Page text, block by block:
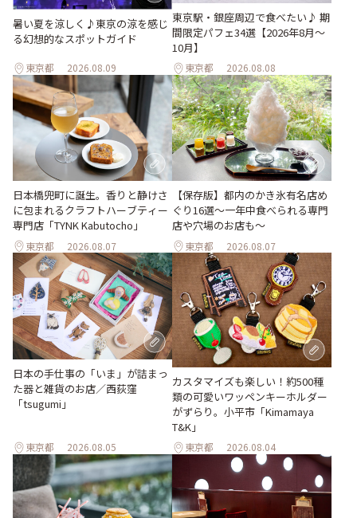
暑い夏を涼しく♪東京の涼を感じ
る幻想的なスポットガイド
東京都 2026.08.09
東京駅・銀座周辺で食べたい♪ 期
間限定パフェ34選【2026年8月～
10月】
東京都 2026.08.08
日本橋兜町に誕生。香りと静けさ
に包まれるクラフトハーブティー
専門店「TYNK Kabutocho」
東京都 2026.08.07
【保存版】都内のかき氷有名店め
ぐり16選～一年中食べられる専門
店や穴場のお店も～
東京都 2026.08.07
日本の手仕事の「いま」が詰まっ
た器と雑貨のお店／西荻窪
「tsugumi」
東京都 2026.08.05
カスタマイズも楽しい！約500種
類の可愛いワッペンキーホルダー
がずらり。小平市「Kimamaya
T&K」
東京都 2026.08.04